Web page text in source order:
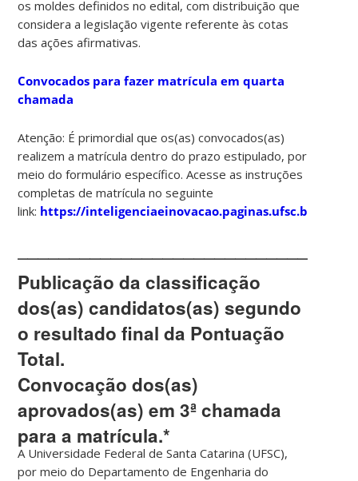
os moldes definidos no edital, com distribuição que
considera alegislação vigente referente às cotas
das ações afirmativas.
Convocados para fazer matrícula em quarta
chamada
Atenção: Éprimordial que os(as) convocados(as)
realizem a matrículadentro do prazo estipulado, por
meio doformulário específico. Acesse asinstruções
completas de matrícula no seguinte
link: https://inteligenciaeinovacao.paginas.ufsc.br/
Publicação da classificação
dos(as) candidatos(as) segundo
o resultado final da Pontuação
Total.
Convocação dos(as)
aprovados(as) em 3ª chamada
para a matrícula.*
A Universidade Federal de Santa Catarina (UFSC),
por meio do Departamento de Engenharia do